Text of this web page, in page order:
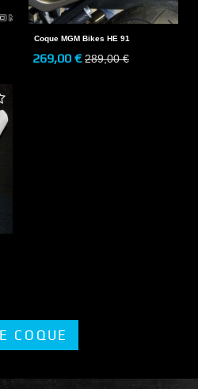
Coque MGM Bikes HE 91
269,00 € 289,00 €
COQUE